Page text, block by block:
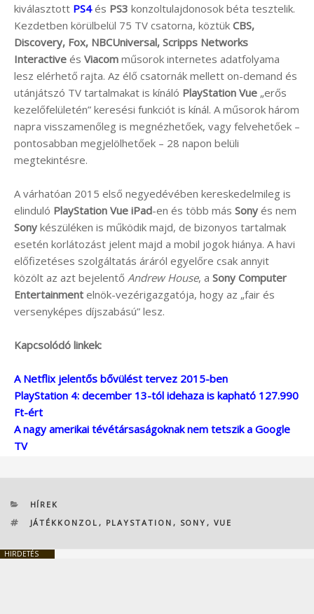
kiválasztott PS4és PS3 konzoltulajdonosok béta tesztelik.
Kezdetben körülbelül 75 TV csatorna, köztük CBS,
Discovery, Fox, NBCUniversal, Scripps Networks
Interactive és Viacom műsorok internetes adatfolyama
lesz elérhető rajta. Az élő csatornák mellett on-demand és
utánjátszó TV tartalmakat is kínáló PlayStation Vue „erős
kezelőfelületén” keresési funkciót is kínál. A műsorok három
napra visszamenőleg is megnézhetőek, vagy felvehetőek –
pontosabban megjelölhetőek – 28 napon belüli
megtekintésre.
A várhatóan 2015 első negyedévében kereskedelmileg is
elinduló PlayStation Vue iPad-en és több más Sony és nem
Sony készüléken is működik majd, de bizonyos tartalmak
esetén korlátozást jelent majd a mobil jogok hiánya. A havi
előfizetéses szolgáltatás áráról egyelőre csak annyit
közölt az azt bejelentő Andrew House, a Sony Computer
Entertainment elnök-vezérigazgatója, hogy az „fair és
versenyképes díjszabású” lesz.
Kapcsolódó linkek:
A Netflix jelentős bővülést tervez 2015-ben
PlayStation 4: december 13-tól idehaza is kapható 127.990
Ft-ért
A nagy amerikai tévétársaságoknak nem tetszik a Google
TV
KATEGÓRIÁK
HÍREK
CÍMKÉK
JÁTÉKKONZOL , PLAYSTATION , SONY , VUE
HIRDETÉS